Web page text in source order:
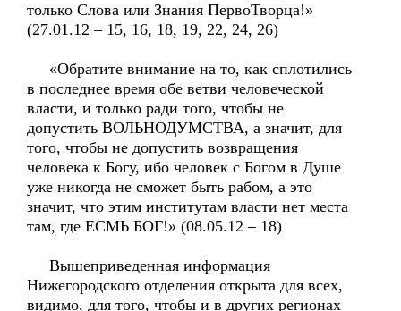
только Слова или Знания ПервоТворца!»
(27.01.12 – 15, 16, 18, 19, 22, 24, 26)
«Обратите внимание на то, как сплотились
в последнее время обе ветви человеческой
власти, и только ради того, чтобы не
допустить ВОЛЬНОДУМСТВА, а значит, для
того, чтобы не допустить возвращения
человека к Богу, ибо человек с Богом в Душе
уже никогда не сможет быть рабом, а это
значит, что этим институтам власти нет места
там, где ЕСМЬ БОГ!» (08.05.12 – 18)
Вышеприведенная информация
Нижегородского отделения открыта для всех,
видимо, для того, чтобы и в других регионах